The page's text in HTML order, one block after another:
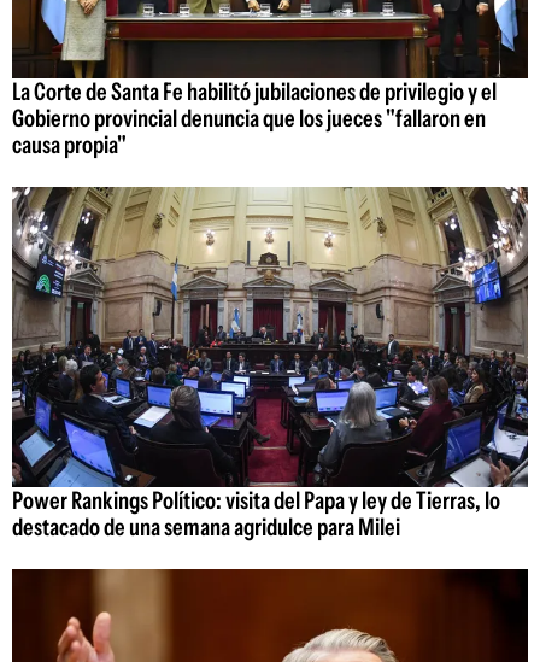
La Corte de Santa Fe habilitó jubilaciones de privilegio y el
Gobierno provincial denuncia que los jueces "fallaron en
causa propia"
Power Rankings Político: visita del Papa y ley de Tierras, lo
destacado de una semana agridulce para Milei